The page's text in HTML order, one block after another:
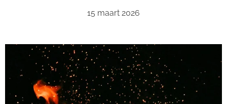
15 maart 2026